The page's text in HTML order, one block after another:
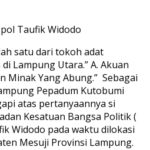
Taufik Widodo
satu dari tokoh adat
Lampung Utara.” A. Akuan
Minak Yang Abung.” Sebagai
Pepadum Kutobumi
atas pertanyaannya si
Kesatuan Bangsa Politik (
Widodo pada waktu dilokasi
Mesuji Provinsi Lampung.